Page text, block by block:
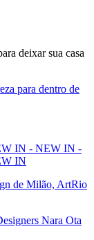
deixar sua casa
para dentro de
IN - NEW IN -
IN
de Milão, ArtRio
Nara Ota